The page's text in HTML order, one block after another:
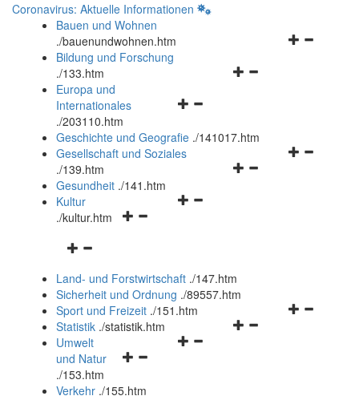
Coronavirus: Aktuelle Informationen
Bauen und Wohnen
./bauenundwohnen.htm
Navigationsmenü
Bildung und Forschung
./133.htm
Navigationsmenü
und
schließen
Europa und
Internationales
./203110.htm
Geschichte und Geografie ./141017.htm
Navigationsmenü
Gesellschaft und Soziales
./139.htm
Navigationsmenü
Gesundheit ./141.htm
Navigationsmenü
Kultur
./kultur.htm
Navigationsmenü
und
schließen
Land- und Forstwirtschaft ./147.htm
Sicherheit und Ordnung ./89557.htm
Navigationsmenü
Sport und Freizeit ./151.htm
Navigationsmenü
Statistik ./statistik.htm
Navigationsmenü
und
Umwelt
und Natur
./153.htm
Verkehr ./155.htm